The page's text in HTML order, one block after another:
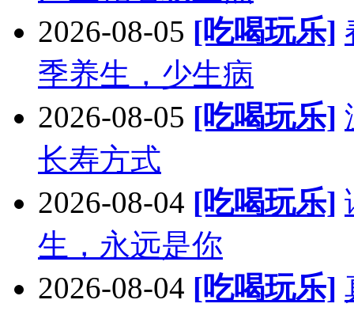
2026-08-05 [吃喝玩乐]
季养生，少生病
2026-08-05 [吃喝玩乐]
长寿方式
2026-08-04 [吃喝玩乐]
生，永远是你
2026-08-04 [吃喝玩乐]